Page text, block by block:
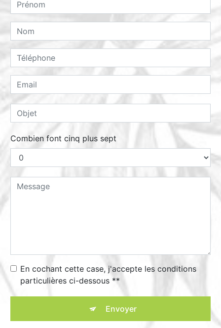
Combien font cinq plus sept
En cochant cette case, j'accepte les conditions
particulières ci-dessous **
Envoyer